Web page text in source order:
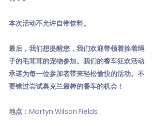
本次活动不允许自带饮料。
最后，我们想提醒您，我们欢迎带领着拴着绳
子的毛茸茸的宠物参加。我们的餐车狂欢活动
承诺为每一位参加者带来轻松愉快的活动。不
要错过尝试奥克兰最棒的餐车的机会！
地点：Martyn Wilson Fields